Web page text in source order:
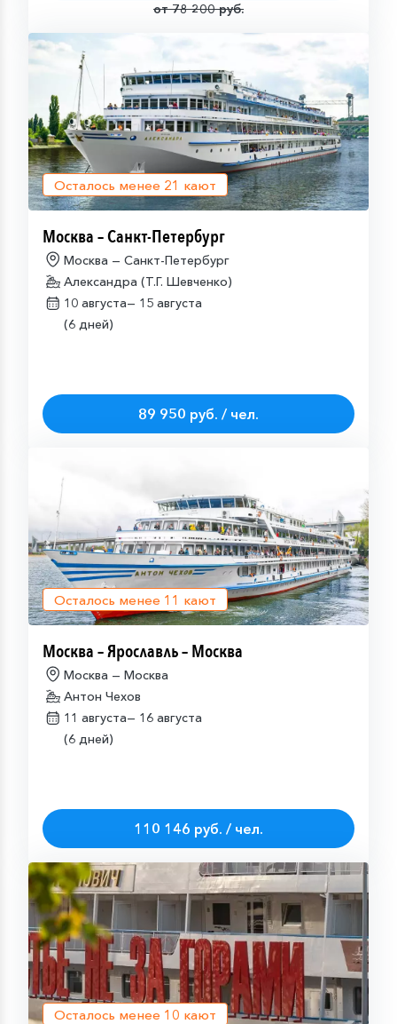
от 78 200 руб.
Осталось менее 21 кают
Москва – Санкт-Петербург
Москва — Санкт-Петербург
Александра (Т.Г. Шевченко)
10 августа— 15 августа
(6 дней)
89 950 руб. / чел.
Осталось менее 11 кают
Москва – Ярославль – Москва
Москва — Москва
Антон Чехов
11 августа— 16 августа
(6 дней)
110 146 руб. / чел.
Осталось менее 10 кают